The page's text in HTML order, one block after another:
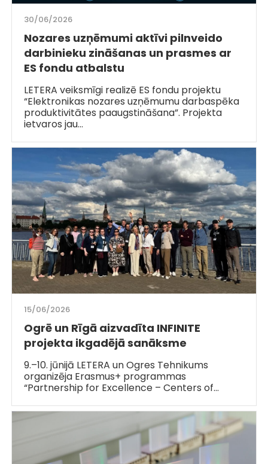
30/06/2026
Nozares uzņēmumi aktīvi pilnveido
darbinieku zināšanas un prasmes ar
ES fondu atbalstu
LETERA veiksmīgi realizē ES fondu projektu
“Elektronikas nozares uzņēmumu darbaspēka
produktivitātes paaugstināšana”. Projekta
ietvaros jau…
15/06/2026
Ogrē un Rīgā aizvadīta INFINITE
projekta ikgadējā sanāksme
9.–10. jūnijā LETERA un Ogres Tehnikums
organizēja Erasmus+ programmas
“Partnership for Excellence – Centers of…